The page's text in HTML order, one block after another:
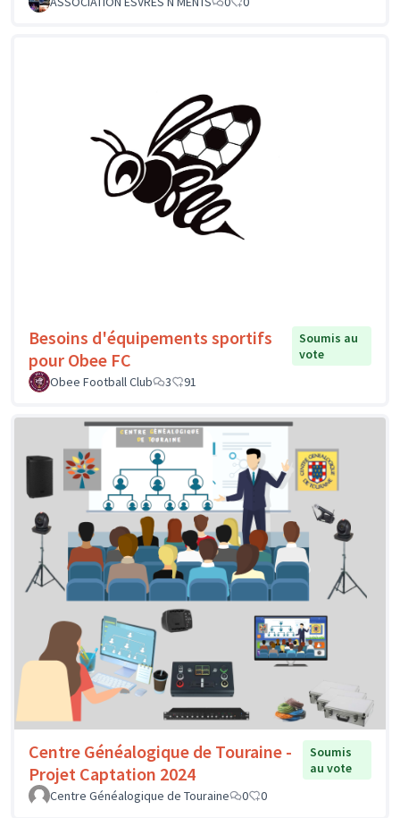
Besoins d'équipements sportifs
pour Obee FC
Soumis au
vote
Obee Football Club
3 91
Centre Généalogique de Touraine -
Projet Captation 2024
Soumis
au vote
Centre Généalogique de Touraine
0 0